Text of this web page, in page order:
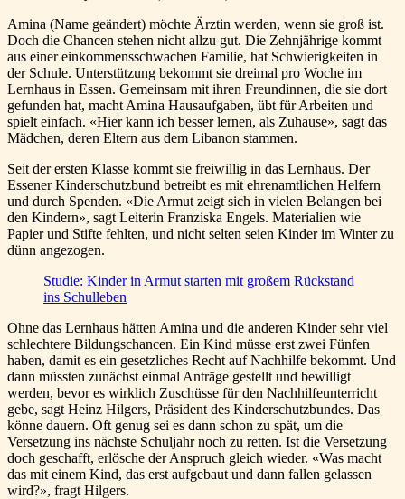
Amina (Name geändert) möchte Ärztin werden, wenn sie groß ist.
Doch die Chancen stehen nicht allzu gut. Die Zehnjährige kommt
aus einer einkommensschwachen Familie, hat Schwierigkeiten in
der Schule. Unterstützung bekommt sie dreimal pro Woche im
Lernhaus in Essen. Gemeinsam mit ihren Freundinnen, die sie dort
gefunden hat, macht Amina Hausaufgaben, übt für Arbeiten und
spielt einfach. «Hier kann ich besser lernen, als Zuhause», sagt das
Mädchen, deren Eltern aus dem Libanon stammen.
Seit der ersten Klasse kommt sie freiwillig in das Lernhaus. Der
Essener Kinderschutzbund betreibt es mit ehrenamtlichen Helfern
und durch Spenden. «Die Armut zeigt sich in vielen Belangen bei
den Kindern», sagt Leiterin Franziska Engels. Materialien wie
Papier und Stifte fehlten, und nicht selten seien Kinder im Winter zu
dünn angezogen.
Studie: Kinder in Armut starten mit großem Rückstand
ins Schulleben
Ohne das Lernhaus hätten Amina und die anderen Kinder sehr viel
schlechtere Bildungschancen. Ein Kind müsse erst zwei Fünfen
haben, damit es ein gesetzliches Recht auf Nachhilfe bekommt. Und
dann müssten zunächst einmal Anträge gestellt und bewilligt
werden, bevor es wirklich Zuschüsse für den Nachhilfeunterricht
gebe, sagt Heinz Hilgers, Präsident des Kinderschutzbundes. Das
könne dauern. Oft genug sei es dann schon zu spät, um die
Versetzung ins nächste Schuljahr noch zu retten. Ist die Versetzung
doch geschafft, erlösche der Anspruch gleich wieder. «Was macht
das mit einem Kind, das erst aufgebaut und dann fallen gelassen
wird?», fragt Hilgers.